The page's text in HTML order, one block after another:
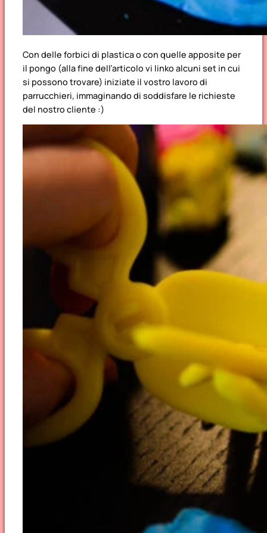
Con delle forbici di plastica o con quelle apposite per
il pongo (alla fine dell’articolo vi linko alcuni set in cui
si possono trovare) iniziate il vostro lavoro di
parrucchieri, immaginando di soddisfare le richieste
del nostro cliente :)